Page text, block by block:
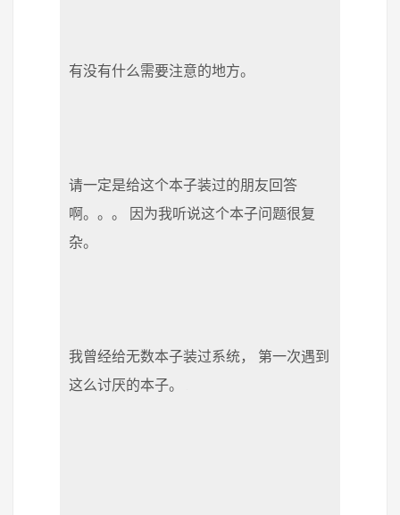
有没有什么需要注意的地方。
请一定是给这个本子装过的朋友回答
啊。。。 因为我听说这个本子问题很复
杂。
我曾经给无数本子装过系统， 第一次遇到
这么讨厌的本子。